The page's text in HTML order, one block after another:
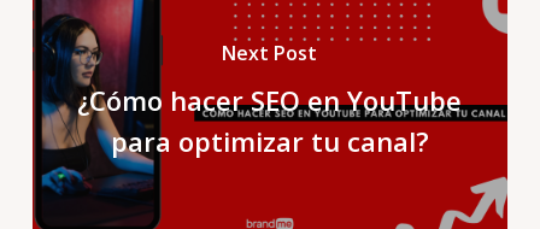
Next Post
¿Cómo hacer SEO en YouTube
para optimizar tu canal?